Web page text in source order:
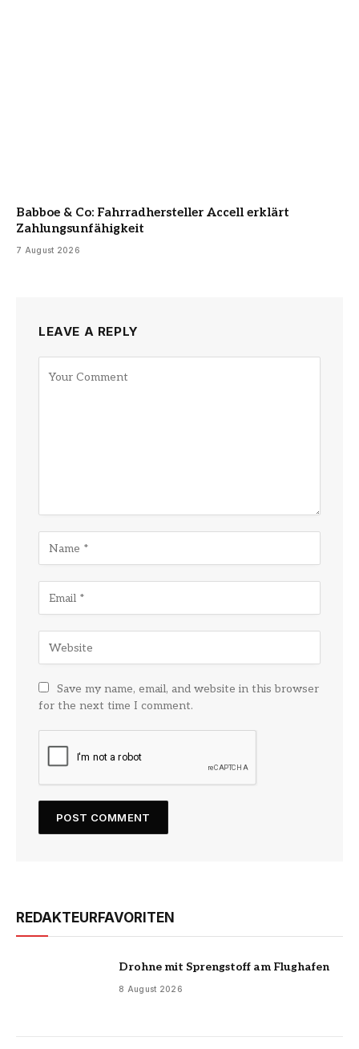
Babboe & Co: Fahrradhersteller Accell erklärt
Zahlungsunfähigkeit
7 August 2026
LEAVE A REPLY
Save my name, email, and website in this browser
for the next time I comment.
REDAKTEURFAVORITEN
Drohne mit Sprengstoff am Flughafen
8 August 2026